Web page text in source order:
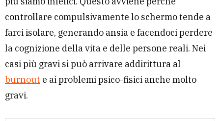
controllare compulsivamente lo schermo tende a
farci isolare, generando ansia e facendoci perdere
la cognizione della vita e delle persone reali. Nei
casi più gravi si può arrivare addirittura al
burnout e ai problemi psico-fisici anche molto
gravi.